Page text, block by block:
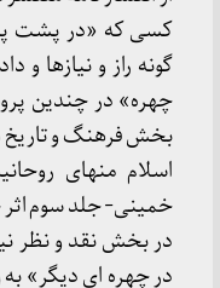
کسی که «در پشت
گونه راز و نیازها
چهره» در چندین
بخش فرهنگ و
اسلام منهای
خمینی- جلد سوم
در بخش نقد و نظر
در چهره ای دیگر»